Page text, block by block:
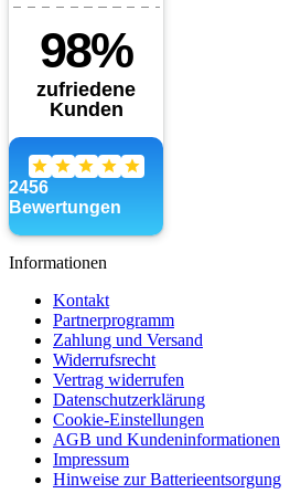
Informationen
Kontakt
Partnerprogramm
Zahlung und Versand
Widerrufsrecht
Vertrag widerrufen
Datenschutzerklärung
Cookie-Einstellungen
AGB und Kundeninformationen
Impressum
Hinweise zur Batterieentsorgung